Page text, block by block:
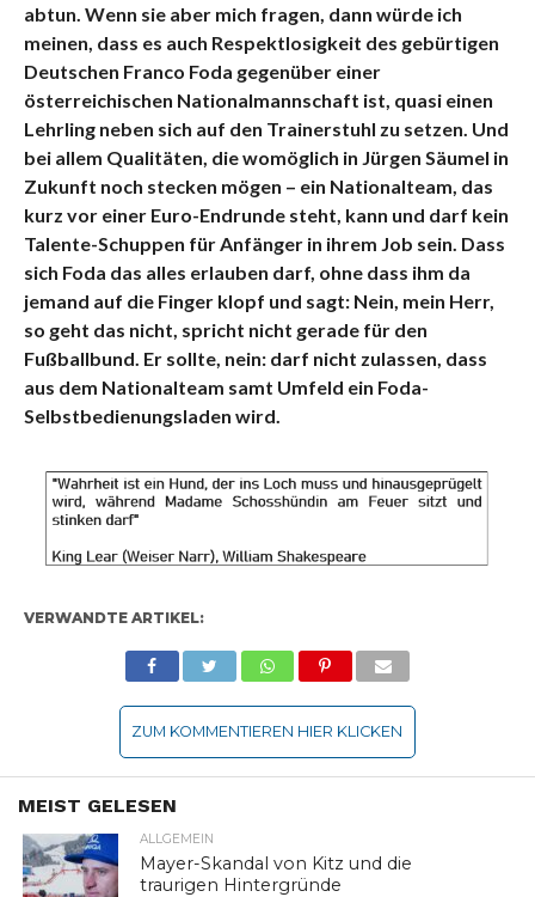
abtun. Wenn sie aber mich fragen, dann würde ich
meinen, dass es auch Respektlosigkeit des gebürtigen
Deutschen Franco Foda gegenüber einer
österreichischen Nationalmannschaft ist, quasi einen
Lehrling neben sich auf den Trainerstuhl zu setzen. Und
bei allem Qualitäten, die womöglich in Jürgen Säumel in
Zukunft noch stecken mögen – ein Nationalteam, das
kurz vor einer Euro-Endrunde steht, kann und darf kein
Talente-Schuppen für Anfänger in ihrem Job sein. Dass
sich Foda das alles erlauben darf, ohne dass ihm da
jemand auf die Finger klopf und sagt: Nein, mein Herr,
so geht das nicht, spricht nicht gerade für den
Fußballbund. Er sollte, nein: darf nicht zulassen, dass
aus dem Nationalteam samt Umfeld ein Foda-
Selbstbedienungsladen wird.
VERWANDTE ARTIKEL:
ZUM KOMMENTIEREN HIER KLICKEN
MEIST GELESEN
ALLGEMEIN
Mayer-Skandal von Kitz und die
traurigen Hintergründe